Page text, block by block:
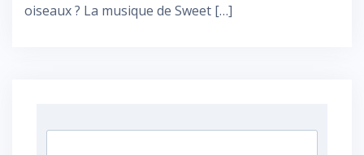
oiseaux ? La musique de Sweet […]